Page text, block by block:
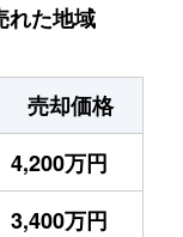
れた地域
売却価格
4,200万円
3,400万円